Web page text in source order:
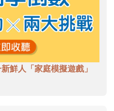
鮮人「家庭模擬遊戲」